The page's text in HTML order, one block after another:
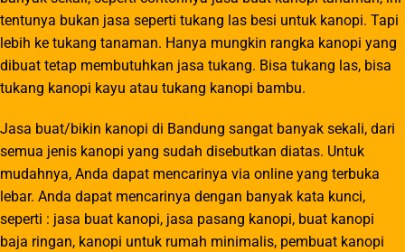
tentunya bukan jasa seperti tukang las besi untuk kanopi. Tapi
lebih ke tukang tanaman. Hanya mungkin rangka kanopi yang
dibuat tetap membutuhkan jasa tukang. Bisa tukang las, bisa
tukang kanopi kayu atau tukang kanopi bambu.
Jasa buat/bikin kanopi di Bandung sangat banyak sekali, dari
semua jenis kanopi yang sudah disebutkan diatas. Untuk
mudahnya, Anda dapat mencarinya via online yang terbuka
lebar. Anda dapat mencarinya dengan banyak kata kunci,
seperti : jasa buat kanopi, jasa pasang kanopi, buat kanopi
baja ringan, kanopi untuk rumah minimalis, pembuat kanopi